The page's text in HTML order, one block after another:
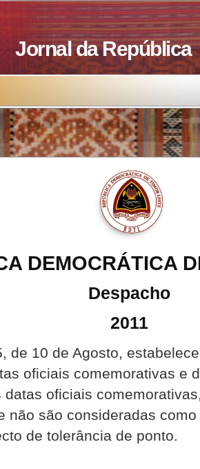
Jornal da República
DEMOCRÁTICA
Despacho
2011
de 10 de Agosto,
oficiais comemorativas e
oficiais
não são consideradas
de tolerância de ponto.